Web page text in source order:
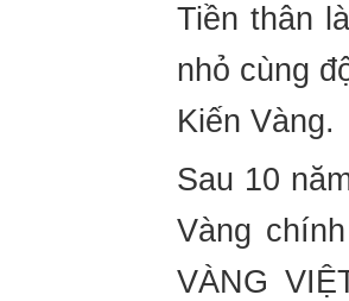
Tiền thân
nhỏ cùng
Kiến Vàng.
Sau 10
Vàng
VÀNG